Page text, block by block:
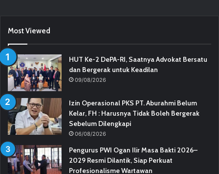
Most Viewed
HUT Ke-2 DePA-RI, Saatnya Advokat Bersatu
dan Bergerak untuk Keadilan
09/08/2026
Izin Operasional PKS PT. Aburahmi Belum
Kelar, FH : Harusnya Tidak Boleh Bergerak
Sebelum Dilengkapi
06/08/2026
Pengurus PWI Ogan Ilir Masa Bakti 2026–
2029 Resmi Dilantik, Siap Perkuat
Profesionalisme Wartawan